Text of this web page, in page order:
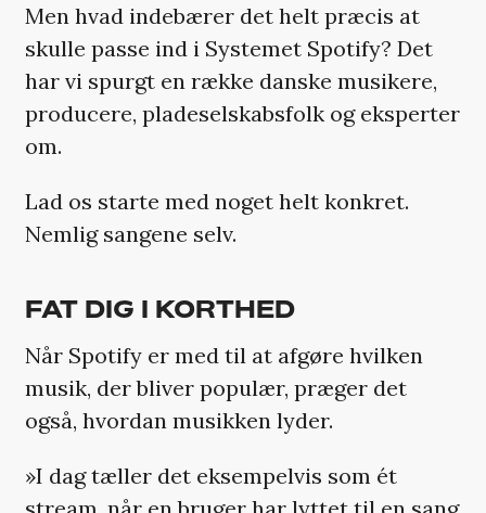
Men hvad indebærer det helt præcis at
skulle passe ind i Systemet Spotify? Det
har vi spurgt en række danske musikere,
producere, pladeselskabsfolk og eksperter
om.
Lad os starte med noget helt konkret.
Nemlig sangene selv.
FAT DIG I KORTHED
Når Spotify er med til at afgøre hvilken
musik, der bliver populær, præger det
også, hvordan musikken lyder.
»I dag tæller det eksempelvis som ét